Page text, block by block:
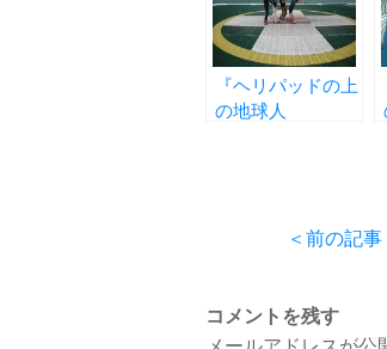
『ヘリパッドの上
の地球人
＜前の記事
コメントを残す